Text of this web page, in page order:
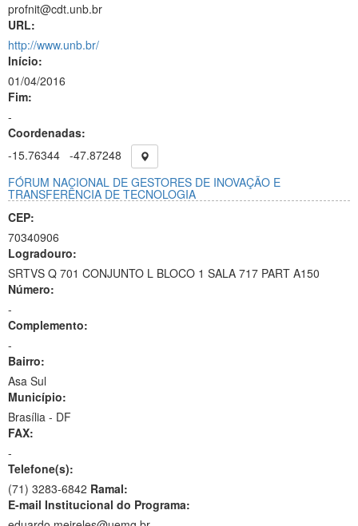
profnit@cdt.unb.br
URL:
http://www.unb.br/
Início:
01/04/2016
Fim:
-
Coordenadas:
-15.76344 -47.87248
FÓRUM NACIONAL DE GESTORES DE INOVAÇÃO E
TRANSFERÊNCIA DE TECNOLOGIA
CEP:
70340906
Logradouro:
SRTVS Q 701 CONJUNTO L BLOCO 1 SALA 717 PART A150
Número:
-
Complemento:
-
Bairro:
Asa Sul
Município:
Brasília - DF
FAX:
-
Telefone(s):
(71) 3283-6842 Ramal:
E-mail Institucional do Programa: